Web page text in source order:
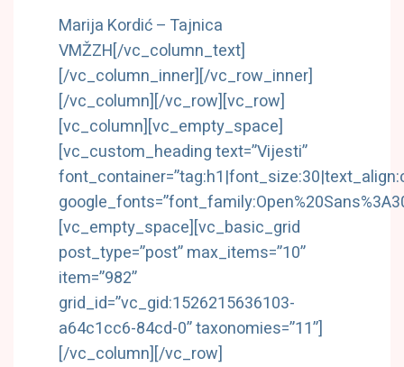
Marija Kordić – Tajnica
VMŽZH[/vc_column_text]
[/vc_column_inner][/vc_row_inner]
[/vc_column][/vc_row][vc_row]
[vc_column][vc_empty_space]
[vc_custom_heading text=”Vijesti”
[vc_empty_space][vc_basic_grid
post_type=”post” max_items=”10”
item=”982”
grid_id=”vc_gid:1526215636103-
a64c1cc6-84cd-0” taxonomies=”11”]
[/vc_column][/vc_row]